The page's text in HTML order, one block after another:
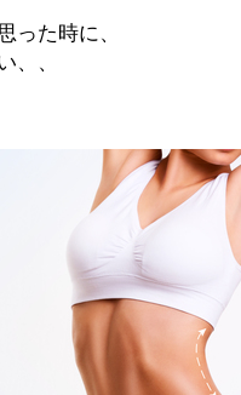
った時に、
、、